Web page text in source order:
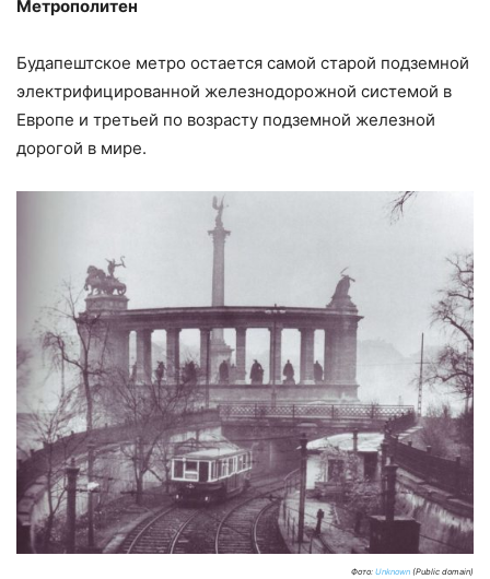
Метрополитен
Будапештское метро остается самой старой подземной
электрифицированной железнодорожной системой в
Европе и третьей по возрасту подземной железной
дорогой в мире.
Фото: Unknown (Public domain)